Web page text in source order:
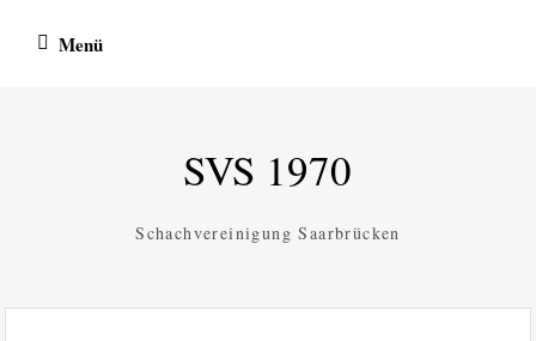
Inhalt Menü
SVS 1970
Schachvereinigung Saarbrücken